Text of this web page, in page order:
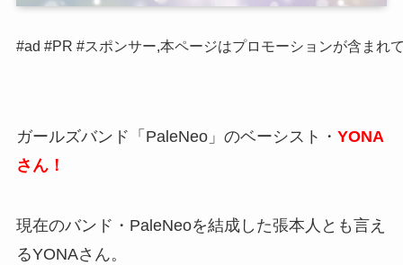
#ad #PR #スポンサー,本ページはプロモーションが含まれ
ガールズバンド「PaleNeo」のベーシスト・ YONA
さん！
現在のバンド・PaleNeoを結成した張本人とも言え
るYONAさん。